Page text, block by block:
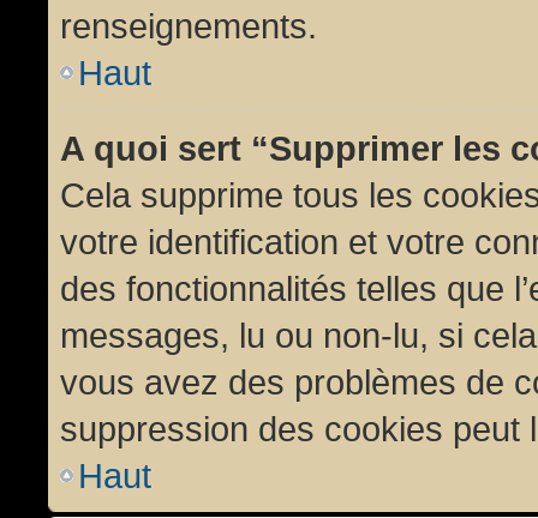
renseignements.
Haut
A quoi sert “Supprimer les
Cela supprime tous les
votre identification et votre
des fonctionnalités telles que
messages, lu ou non-lu, si
vous avez des problèmes de
suppression des cookies peut
Haut